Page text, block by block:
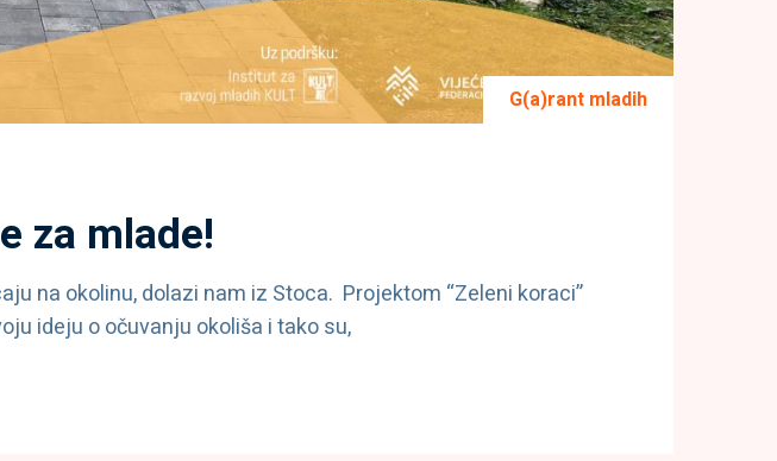
G(a)rant mladih
za mlade!
na okolinu, dolazi nam iz Stoca. Projektom “Zeleni koraci”
ideju o očuvanju okoliša i tako su,